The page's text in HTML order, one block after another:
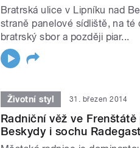
Bratrská ulice v Lipníku nad
straně panelové sídliště, na
bratrský sbor a později piar...
Životní styl 31. březen 2014
Radniční věž ve
Beskydy i sochu